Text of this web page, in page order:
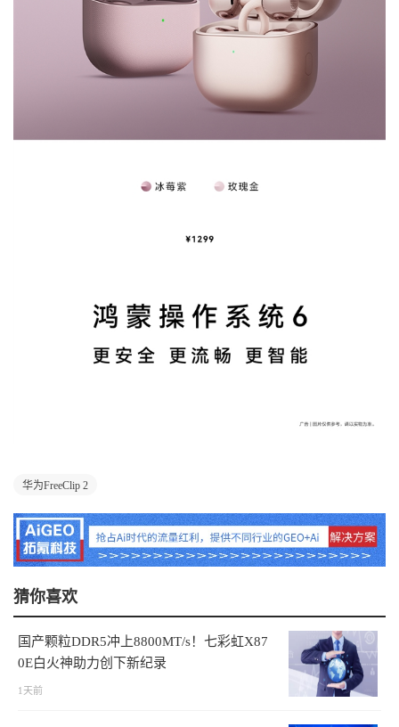
华为FreeClip 2
猜你喜欢
国产颗粒DDR5冲上8800MT/s！七彩虹X87
0E白火神助力创下新纪录
1天前